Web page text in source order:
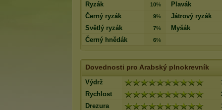
Ryzák
10%
Plavák
Černý ryzák
9%
Játrový ryzák
Světlý ryzák
7%
Myšák
Černý hnědák
6%
Dovednosti pro Arabský plnokrevník
Výdrž
Rychlost
Drezura